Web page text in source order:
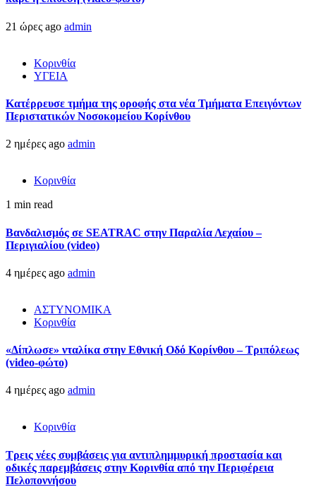
21 ώρες ago admin
Κορινθία
ΥΓΕΙΑ
Kατέρρευσε τμήμα της οροφής στα νέα Τμήματα Επειγόντων
Περιστατικών Νοσοκομείου Κορίνθου
2 ημέρες ago admin
Κορινθία
1 min read
Βανδαλισμός σε SEATRAC στην Παραλία Λεχαίου –
Περιγιαλίου (video)
4 ημέρες ago admin
ΑΣΤΥΝΟΜΙΚΑ
Κορινθία
«Δίπλωσε» νταλίκα στην Εθνική Oδό Κορίνθου – Τριπόλεως
(video-φώτο)
4 ημέρες ago admin
Κορινθία
Τρεις νέες συμβάσεις για αντιπλημμυρική προστασία και
οδικές παρεμβάσεις στην Κορινθία από την Περιφέρεια
Πελοποννήσου